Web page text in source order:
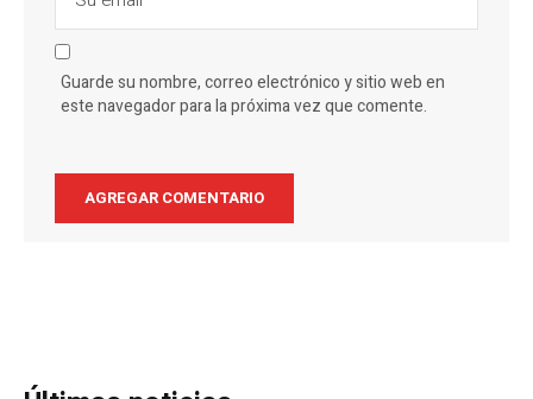
Guarde su nombre, correo electrónico y sitio web en
este navegador para la próxima vez que comente.